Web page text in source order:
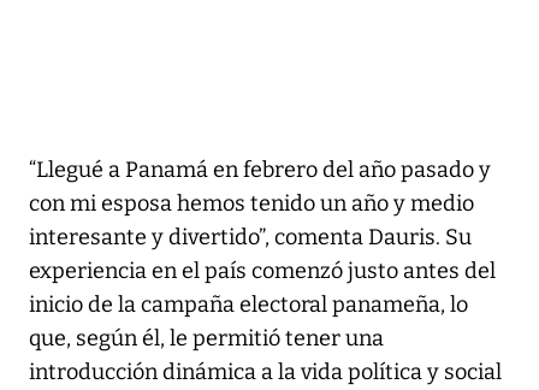
“Llegué a Panamá en febrero del año pasado y
con mi esposa hemos tenido un año y medio
interesante y divertido”, comenta Dauris. Su
experiencia en el país comenzó justo antes del
inicio de la campaña electoral panameña, lo
que, según él, le permitió tener una
introducción dinámica a la vida política y social